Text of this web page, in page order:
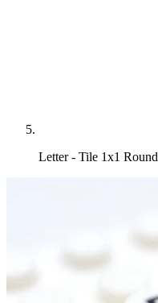
Letter - Tile 1x1 Round